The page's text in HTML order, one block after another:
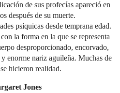
de sus profecías apareció en
después de su muerte.
psíquicas desde temprana edad.
la forma en la que se representa
desproporcionado, encorvado,
enorme nariz aguileña. Muchas de
hicieron realidad.
Jones